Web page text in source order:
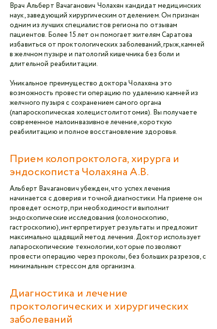
Врач Альберт Вачаганович Чолахян кандидат медицинских
наук, заведующий хирургическим отделением. Он признан
одним из лучших специалистов региона по отзывам
пациентов. Более 15 лет он помогает жителям Саратова
избавиться от проктологических заболеваний, грыж, камней
в желчном пузыре и патологий кишечника без боли и
длительной реабилитации.
Уникальное преимущество доктора Чолахяна это
возможность провести операцию по удалению камней из
желчного пузыря с сохранением самого органа
(лапароскопическая холецистолитотомия). Вы получаете
современное малоинвазивное лечение, короткую
реабилитацию и полное восстановление здоровья.
Прием колопроктолога, хирурга и
эндоскописта Чолахяна А.В.
Альберт Вачаганович убежден, что успех лечения
начинается с доверия и точной диагностики. На приеме он
проведет осмотр, при необходимости выполнит
эндоскопические исследования (колоноскопию,
гастроскопию), интерпретирует результаты и предложит
максимально щадящий метод лечения. Доктор использует
лапароскопические технологии, которые позволяют
провести операцию через проколы, без больших разрезов, с
минимальным стрессом для организма.
Диагностика и лечение
проктологических и хирургических
заболеваний